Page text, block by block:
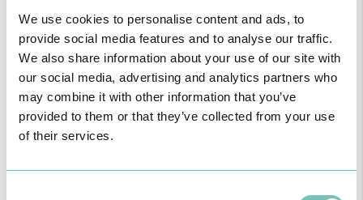
We use cookies to personalise content and ads, to
provide social media features and to analyse our traffic.
We also share information about your use of our site with
our social media, advertising and analytics partners who
may combine it with other information that you’ve
provided to them or that they’ve collected from your use
of their services.
falsas. Na idade avançada, as demências provocam alterações
graves da memória e das capacidades para governar a sua vida
com autonomia.
Ligações a artigos/serviços/outras páginas